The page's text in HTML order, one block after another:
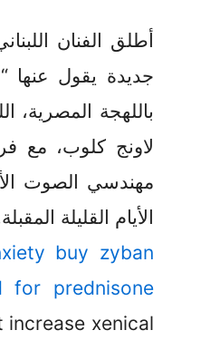
أطلق الفنان
جديدة يقول عنها
باللهجة
لاونج كلوب، مع
مهندسي الصوت
الأيام القليلة
buy zyban
for prednisone
xenical